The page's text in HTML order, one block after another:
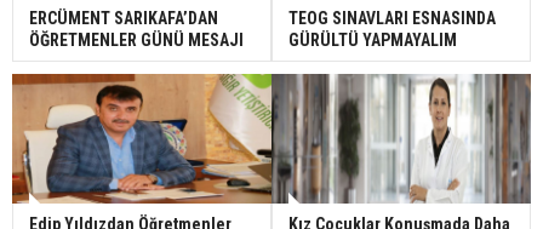
ERCÜMENT SARIKAFA’DAN
ÖĞRETMENLER GÜNÜ MESAJI
TEOG SINAVLARI ESNASINDA
GÜRÜLTÜ YAPMAYALIM
Edip Yıldızdan Öğretmenler
Kız Çocuklar Konuşmada Daha